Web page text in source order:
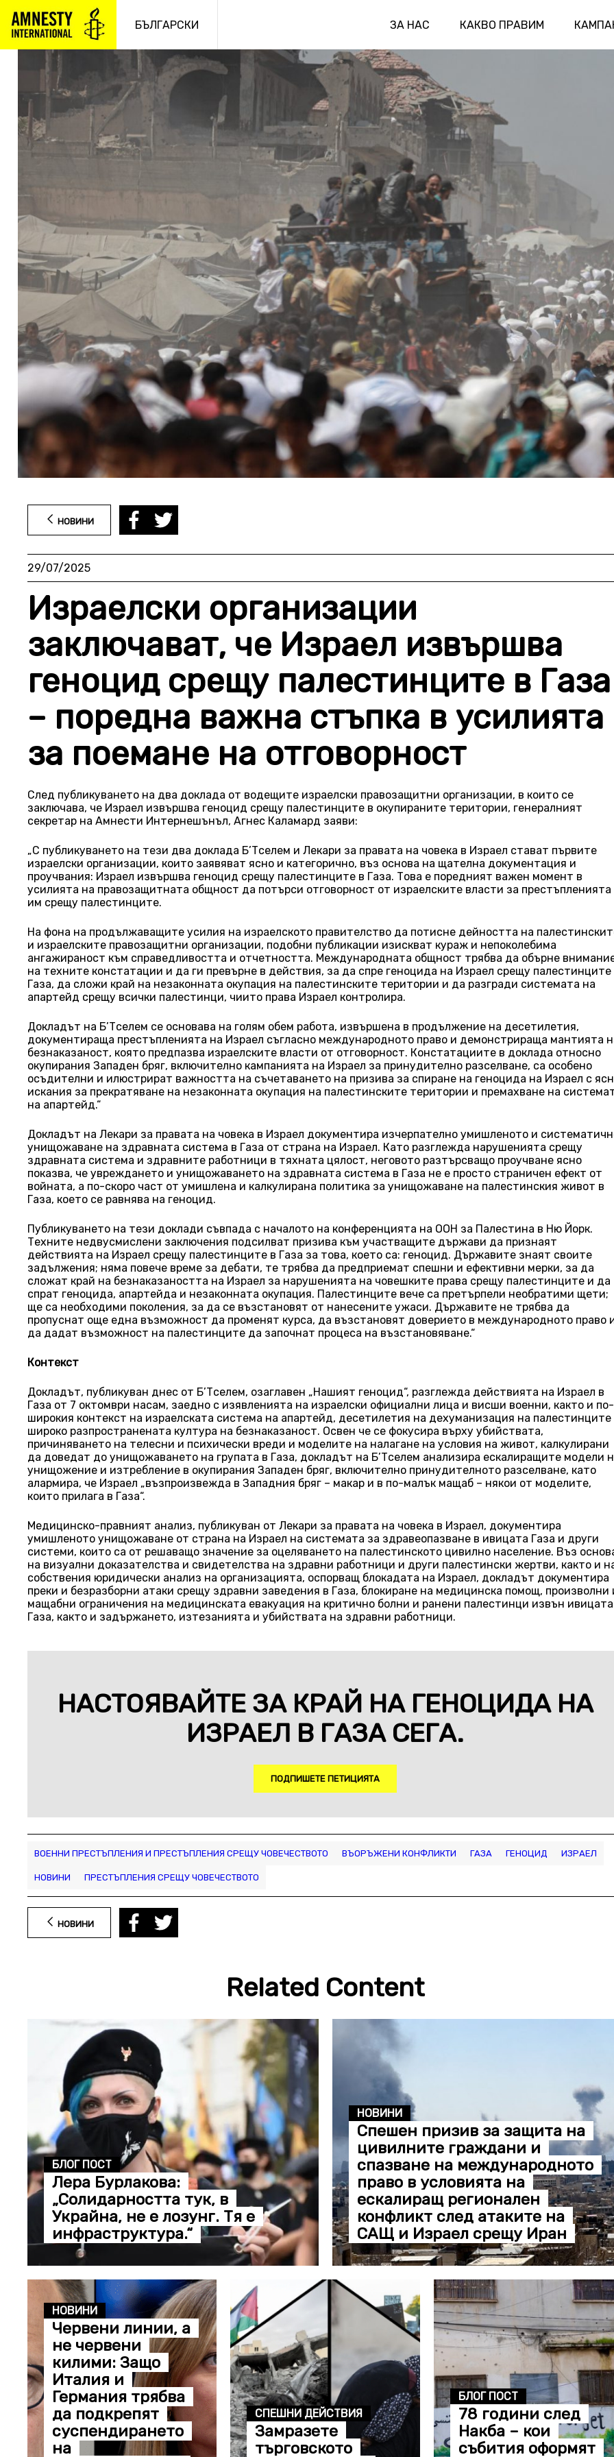
БЪЛГАРСКИ ЗА НАС КАКВО ПРАВИМ
съдържанието
НОВИНИ
29/07/2025
Израелски организации
заключават, че Израел извършва
геноцид срещу палестинците в Газа
– поредна важна стъпка в усилията
за поемане на отговорност
След публикуването на два доклада от водещите израелски правозащитни организации, в които се
заключава, че Израел извършва геноцид срещу палестинците в окупираните територии, генералният
секретар на Амнести Интернешънъл, Агнес Каламард заяви:
„С публикуването на тези два доклада Б’Тселем и Лекари за правата на човека в Израел стават първите
израелски организации, които заявяват ясно и категорично, въз основа на щателна документация и
проучвания: Израел извършва геноцид срещу палестинците в Газа. Това е поредният важен момент в
усилията на правозащитната общност да потърси отговорност от израелските власти за престъпленията
им срещу палестинците.
На фона на продължаващите усилия на израелското правителство да потисне дейността на
и израелските правозащитни организации, подобни публикации изискват кураж и непоколебима
ангажираност към справедливостта и отчетността. Международната общност трябва да обърне
на техните констатации и да ги превърне в действия, за да спре геноцида на Израел срещу палестинците
Газа, да сложи край на незаконната окупация на палестинските територии и да разгради системата на
апартейд срещу всички палестинци, чиито права Израел контролира.
Докладът на Б’Тселем се основава на голям обем работа, извършена в продължение на десетилетия,
документираща престъпленията на Израел съгласно международното право и демонстрираща мантията
безнаказаност, която предпазва израелските власти от отговорност. Констатациите в доклада относно
окупирания Западен бряг, включително кампанията на Израел за принудително разселване, са особено
осъдителни и илюстрират важността на съчетаването на призива за спиране на геноцида на Израел с
искания за прекратяване на незаконната окупация на палестинските територии и премахване на
на апартейд.“
Докладът на Лекари за правата на човека в Израел документира изчерпателно умишленото и
унищожаване на здравната система в Газа от страна на Израел. Като разглежда нарушенията срещу
здравната система и здравните работници в тяхната цялост, неговото разтърсващо проучване ясно
показва, че увреждането и унищожаването на здравната система в Газа не е просто страничен ефект от
войната, а по-скоро част от умишлена и калкулирана политика за унищожаване на палестинския живот в
Газа, което се равнява на геноцид.
Публикуването на тези доклади съвпада с началото на конференцията на ООН за Палестина в Ню Йорк.
Техните недвусмислени заключения подсилват призива към участващите държави да признаят
действията на Израел срещу палестинците в Газа за това, което са: геноцид. Държавите знаят своите
задължения; няма повече време за дебати, те трябва да предприемат спешни и ефективни мерки, за да
сложат край на безнаказаността на Израел за нарушенията на човешките права срещу палестинците и да
спрат геноцида, апартейда и незаконната окупация. Палестинците вече са претърпели необратими щети;
ще са необходими поколения, за да се възстановят от нанесените ужаси. Държавите не трябва да
пропуснат още една възможност да променят курса, да възстановят доверието в международното право
да дадат възможност на палестинците да започнат процеса на възстановяване.“
Контекст
Докладът, публикуван днес от Б’Тселем, озаглавен „Нашият геноцид“, разглежда действията на Израел в
Газа от 7 октомври насам, заедно с изявленията на израелски официални лица и висши военни, както и по-
широкия контекст на израелската система на апартейд, десетилетия на дехуманизация на палестинците
широко разпространената култура на безнаказаност. Освен че се фокусира върху убийствата,
причиняването на телесни и психически вреди и моделите на налагане на условия на живот, калкулирани
да доведат до унищожаването на групата в Газа, докладът на Б’Тселем анализира ескалиращите модели
унищожение и изтребление в окупирания Западен бряг, включително принудителното разселване, като
алармира, че Израел „възпроизвежда в Западния бряг – макар и в по-малък мащаб – някои от моделите,
които прилага в Газа“.
Медицинско-правният анализ, публикуван от Лекари за правата на човека в Израел, документира
умишленото унищожаване от страна на Израел на системата за здравеопазване в ивицата Газа и други
системи, които са от решаващо значение за оцеляването на палестинското цивилно население. Въз
на визуални доказателства и свидетелства на здравни работници и други палестински жертви, както и
собствения юридически анализ на организацията, оспорващ блокадата на Израел, докладът документира
преки и безразборни атаки срещу здравни заведения в Газа, блокиране на медицинска помощ, произволни
мащабни ограничения на медицинската евакуация на критично болни и ранени палестинци извън ивицата
Газа, както и задържането, изтезанията и убийствата на здравни работници.
НАСТОЯВАЙТЕ ЗА КРАЙ НА ГЕНОЦИДА НА
ИЗРАЕЛ В ГАЗА СЕГА.
ПОДПИШЕТЕ ПЕТИЦИЯТА
ВОЕННИ ПРЕСТЪПЛЕНИЯ И ПРЕСТЪПЛЕНИЯ СРЕЩУ ЧОВЕЧЕСТВОТО ВЪОРЪЖЕНИ КОНФЛИКТИ ГАЗА ГЕНОЦИД ИЗРАЕЛ
НОВИНИ ПРЕСТЪПЛЕНИЯ СРЕЩУ ЧОВЕЧЕСТВОТО
НОВИНИ
Related Content
БЛОГ ПОСТ
Лера Бурлакова:
„Солидарността тук, в
Украйна, не е лозунг. Тя е
инфраструктура.“
НОВИНИ
Спешен призив за защита на
цивилните граждани и
спазване на международното
право в условията на
ескалиращ регионален
конфликт след атаките на
САЩ и Израел срещу Иран
НОВИНИ
Червени линии, а
не червени
килими: Защо
Италия и
Германия трябва
да подкрепят
суспендирането
на
СПЕШНИ ДЕЙСТВИЯ
Замразете
търговското
БЛОГ ПОСТ
78 години след
Накба – кои
събития оформят